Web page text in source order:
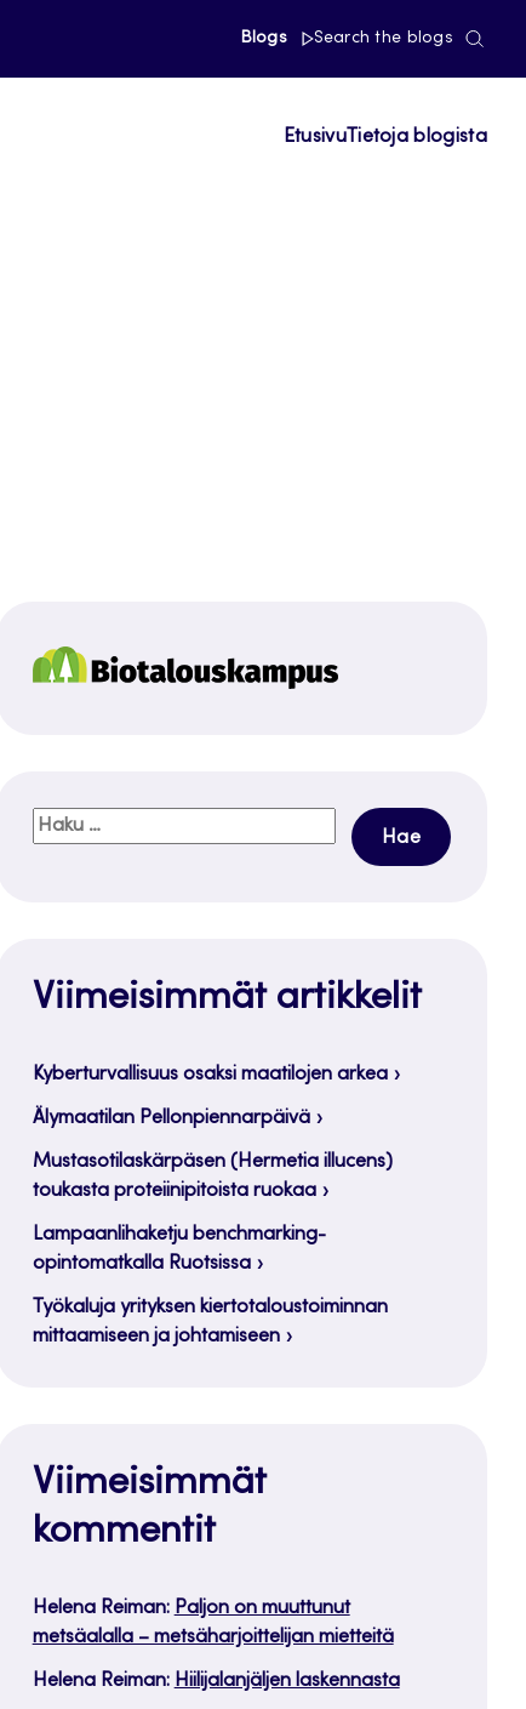
Blogs Search the blogs
EtusivuTietoja blogista
Haku:
Viimeisimmät artikkelit
Kyberturvallisuus osaksi maatilojen arkea
Älymaatilan Pellonpiennarpäivä
Mustasotilaskärpäsen (Hermetia illucens)
toukasta proteiinipitoista ruokaa
Lampaanlihaketju benchmarking-
opintomatkalla Ruotsissa
Työkaluja yrityksen kiertotaloustoiminnan
mittaamiseen ja johtamiseen
Viimeisimmät
kommentit
Helena Reiman: Paljon on muuttunut
metsäalalla – metsäharjoittelijan mietteitä
Helena Reiman: Hiilijalanjäljen laskennasta